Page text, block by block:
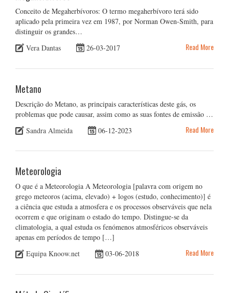
Conceito de Megaherbívoros: O termo megaherbívoro terá sido
aplicado pela primeira vez em 1987, por Norman Owen-Smith, para
distinguir os grandes…
Vera Dantas
26-03-2017 Read More
Metano
Descrição do Metano, as principais características deste gás, os
problemas que pode causar, assim como as suas fontes de emissão …
Sandra Almeida
06-12-2023 Read More
Meteorologia
O que é a Meteorologia A Meteorologia [palavra com origem no
grego meteoros (acima, elevado) + logos (estudo, conhecimento)] é
a ciência que estuda a atmosfera e os processos observáveis que nela
ocorrem e que originam o estado do tempo. Distingue-se da
climatologia, a qual estuda os fenómenos atmosféricos observáveis
apenas em períodos de tempo […]
Equipa Knoow.net
03-06-2018 Read More